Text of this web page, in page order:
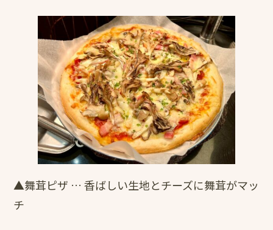
▲舞茸ピザ … 香ばしい生地とチーズに舞茸がマッ
チ